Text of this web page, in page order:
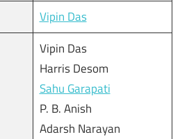
Vipin Das
Vipin Das
Harris Desom
Sahu Garapati
P. B. Anish
Adarsh Narayan